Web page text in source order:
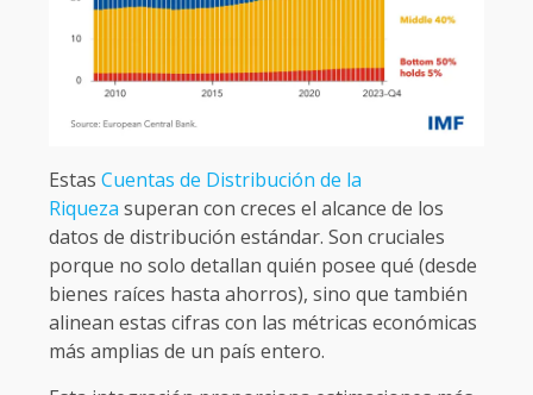
Estas Cuentas de Distribución de la
Riqueza superan con creces el alcance de los
datos de distribución estándar. Son cruciales
porque no solo detallan quién posee qué (desde
bienes raíces hasta ahorros), sino que también
alinean estas cifras con las métricas económicas
más amplias de un país entero.